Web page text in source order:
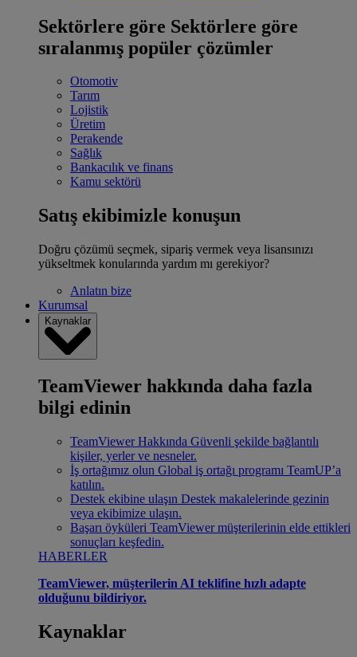
Sektörlere göre Sektörlere göre
sıralanmış popüler çözümler
Otomotiv
Tarım
Lojistik
Üretim
Perakende
Sağlık
Bankacılık ve finans
Kamu sektörü
Satış ekibimizle konuşun
Doğru çözümü seçmek, sipariş vermek veya lisansınızı
yükseltmek konularında yardım mı gerekiyor?
Anlatın bize
Kurumsal
Kaynaklar
TeamViewer hakkında daha fazla
bilgi edinin
TeamViewer Hakkında Güvenli şekilde bağlantılı
kişiler, yerler ve nesneler.
İş ortağımız olun Global iş ortağı programı TeamUP’a
katılın.
Destek ekibine ulaşın Destek makalelerinde gezinin
veya ekibimize ulaşın.
Başarı öyküleri TeamViewer müşterilerinin elde ettikleri
sonuçları keşfedin.
HABERLER
TeamViewer, müşterilerin AI teklifine hızlı adapte
olduğunu bildiriyor.
Kaynaklar